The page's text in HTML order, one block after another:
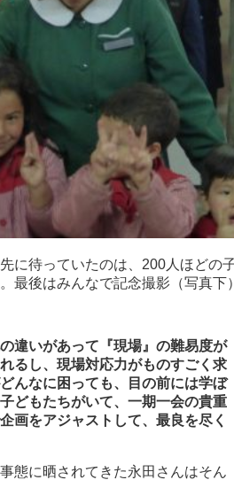
先に待っていたのは、200人ほど
最後はみんなで記念撮影（写真下
違いがあって『現場』の難易度が
るし、現場対応力がものすごく求
んなに困っても、目の前には学ぼ
どもたちがいて、一期一会の貴重
画をアジャストして、最良を尽く
態に晒されてきた永田さんはそん